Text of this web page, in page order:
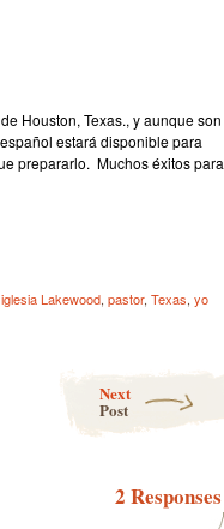
Houston, Texas., y aunque son
estará disponible para
prepararlo. Muchos éxitos para
iglesia Lakewood, pastor, Texas, yo
Next
Post
2 Responses